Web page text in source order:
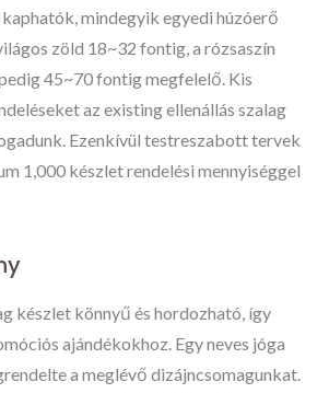
mindegyik egyedi húzóerő
zöld 18~32 fontig, a rózsaszín
45~70 fontig megfelelő. Kis
az existing ellenállás szalag
Ezenkívül testreszabott tervek
1,000 készlet rendelési mennyiséggel
készlet könnyű és hordozható, így
ajándékokhoz. Egy neves jóga
a meglévő dizájncsomagunkat.